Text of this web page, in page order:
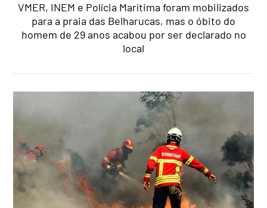
VMER, INEM e Polícia Marítima foram mobilizados
para a praia das Belharucas, mas o óbito do
homem de 29 anos acabou por ser declarado no
local